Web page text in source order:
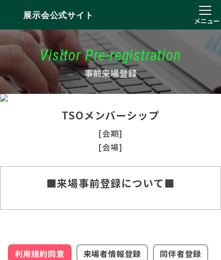
展示会公式サイト
メニュー
Visitor Pre-registration
事前来場登録
TSOメンバーシップ
[会期]
[会場]
■来場事前登録について■
利用規約同意 来場者情報登録
同伴者登録